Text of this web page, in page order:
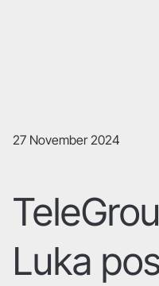
27 November 2024
Luka